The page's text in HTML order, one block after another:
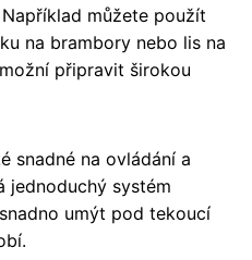
můžete použít
na brambory nebo lis na
připravit širokou
snadné na ovládání a
jednoduchý systém
umýt pod tekoucí